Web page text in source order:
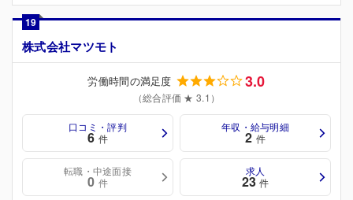
19
株式会社マツモト
労働時間の満足度 3.0
（総合評価 ★ 3.1）
口コミ・評判
6 件
年収・給与明細
2 件
転職・中途面接
0 件
求人
23 件